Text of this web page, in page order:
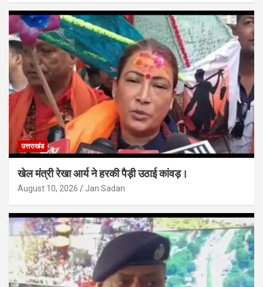
उत्तराखंड
खेल मंत्री रेखा आर्य ने हरकी पैड़ी उठाई कांवड़।
August 10, 2026 Jan Sadan